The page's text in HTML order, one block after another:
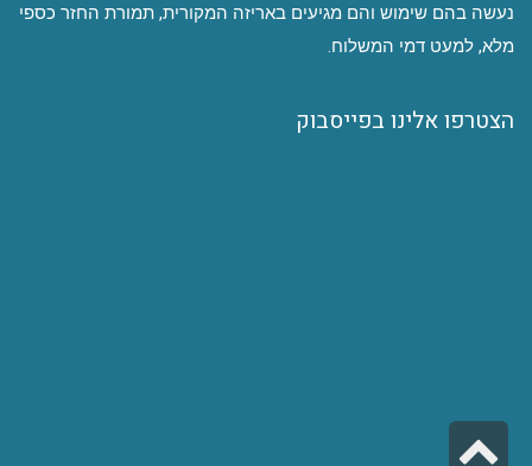
נעשה בהם שימוש והם מגיעים באריזה המקורית, תמורת החזר כספי
מלא, למעט דמי המשלוח.
הצטרפו אלינו בפייסבוק
גלילה